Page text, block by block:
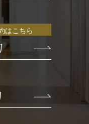
はこちら